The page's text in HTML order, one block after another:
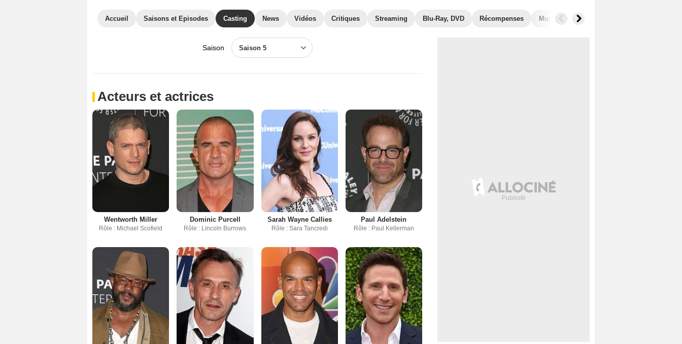
Accueil Saisons et Episodes Casting News Vidéos Critiques Streaming Blu-Ray, DVD Récompenses Musique Photos
Saison Saison 5
Acteurs et actrices
Wentworth Miller
Rôle : Michael Scofield
Dominic Purcell
Rôle : Lincoln Burrows
Sarah Wayne Callies
Rôle : Sara Tancredi
Paul Adelstein
Rôle : Paul Kellerman